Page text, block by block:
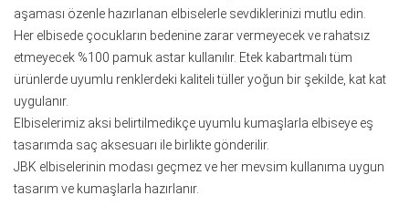
aşaması özenle hazırlanan elbiselerle sevdiklerinizi mutlu edin.
Her elbisede çocukların bedenine zarar vermeyecek ve rahatsız
etmeyecek %100 pamuk astar kullanılır. Etek kabartmalı tüm
ürünlerde uyumlu renklerdeki kaliteli tüller yoğun bir şekilde, kat kat
uygulanır.
Elbiselerimiz aksi belirtilmedikçe uyumlu kumaşlarla elbiseye eş
tasarımda saç aksesuarı ile birlikte gönderilir.
JBK elbiselerinin modası geçmez ve her mevsim kullanıma uygun
tasarım ve kumaşlarla hazırlanır.